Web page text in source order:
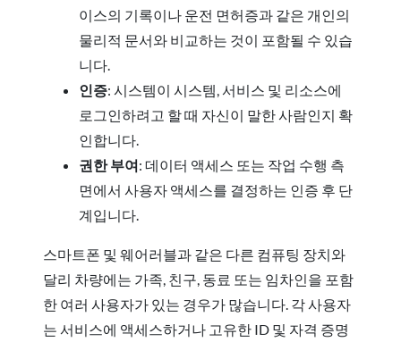
이스의 기록이나 운전 면허증과 같은 개인의
물리적 문서와 비교하는 것이 포함될 수 있습
니다.
인증: 시스템이 시스템, 서비스 및 리소스에
로그인하려고 할 때 자신이 말한 사람인지 확
인합니다.
권한 부여: 데이터 액세스 또는 작업 수행 측
면에서 사용자 액세스를 결정하는 인증 후 단
계입니다.
스마트폰 및 웨어러블과 같은 다른 컴퓨팅 장치와
달리 차량에는 가족, 친구, 동료 또는 임차인을 포함
한 여러 사용자가 있는 경우가 많습니다. 각 사용자
는 서비스에 액세스하거나 고유한 ID 및 자격 증명